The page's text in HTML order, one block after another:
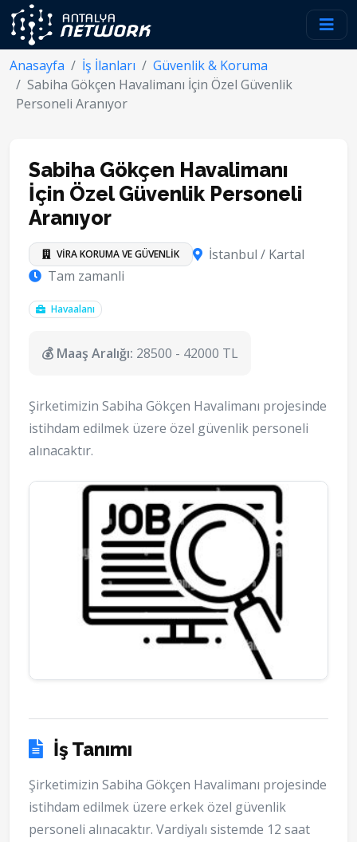
Anasayfa İş İlanları
Güvenlik & Koruma
Sabiha Gökçen Havalimanı İçin Özel Güvenlik
Personeli Aranıyor
Sabiha Gökçen Havalimanı
İçin Özel Güvenlik Personeli
Aranıyor
VİRA KORUMA VE GÜVENLİK
İstanbul / Kartal
Tam zamanli
Havaalanı
💰 Maaş Aralığı: 28500 - 42000 TL
Şirketimizin Sabiha Gökçen Havalimanı projesinde
istihdam edilmek üzere özel güvenlik personeli
alınacaktır.
İş Tanımı
Şirketimizin Sabiha Gökçen Havalimanı projesinde
istihdam edilmek üzere erkek özel güvenlik
personeli alınacaktır. Vardiyalı sistemde 12 saat